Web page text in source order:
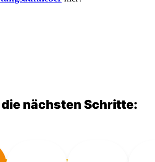
die nächsten Schritte: